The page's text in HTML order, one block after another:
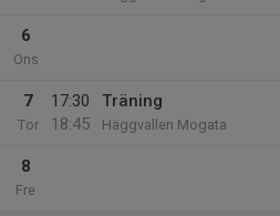
6
Ons
7
Tor
17:30
18:45
Träning
Häggvallen Mogata
8
Fre